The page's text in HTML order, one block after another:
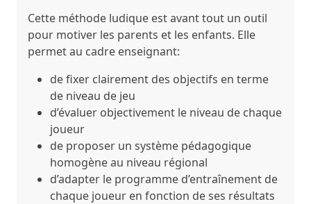
Cette méthode ludique est avant tout un outil
pour motiver les parents et les enfants. Elle
permet au cadre enseignant:
de fixer clairement des objectifs en terme
de niveau de jeu
d’évaluer objectivement le niveau de chaque
joueur
de proposer un système pédagogique
homogène au niveau régional
d’adapter le programme d’entraînement de
chaque joueur en fonction de ses résultats